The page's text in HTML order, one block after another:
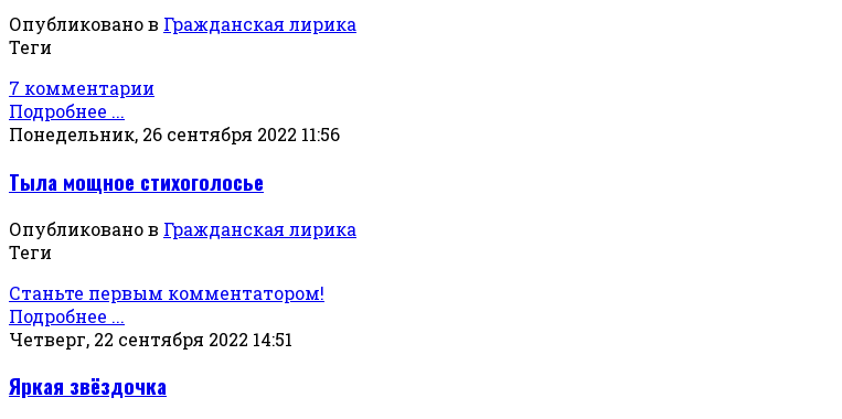
Опубликовано в Гражданская лирика
Теги
7 комментарии
Подробнее ...
Понедельник, 26 сентября 2022 11:56
Тыла мощное стихоголосье
Опубликовано в Гражданская лирика
Теги
Станьте первым комментатором!
Подробнее ...
Четверг, 22 сентября 2022 14:51
Яркая звёздочка